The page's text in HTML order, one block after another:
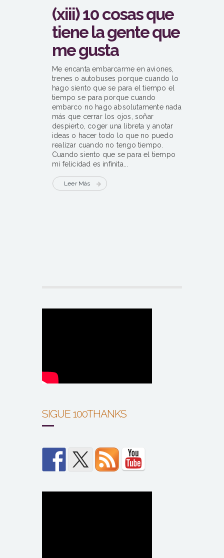
(xiii) 10 cosas que
tiene la gente que
me gusta
Me encanta embarcarme en aviones,
trenes o autobuses porque cuando lo
hago siento que se para el tiempo el
tiempo se para porque cuando
embarco no hago absolutamente nada
más que cerrar los ojos, soñar
despierto, coger una libreta y anotar
ideas o hacer todo lo que no puedo
realizar cuando no tengo tiempo.
Cuando siento que se para el tiempo
mi felicidad es infinita...
Leer Más
SIGUE 100THANKS